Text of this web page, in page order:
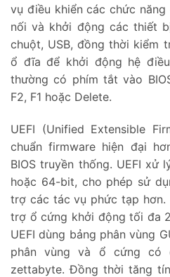
vụ điều khiển các chức
nối và khởi động các thiết
chuột, USB, đồng thời kiểm
ổ đĩa để khởi động hệ
thường có phím tắt vào
F2, F1 hoặc Delete.
UEFI (Unified Extensible
chuẩn firmware hiện đại
BIOS truyền thống. UEFI
hoặc 64-bit, cho phép sử
trợ các tác vụ phức tạp hơn.
trợ ổ cứng khởi động tối đa
UEFI dùng bảng phân vùng
phân vùng và ổ cứng có
zettabyte. Đồng thời tăng